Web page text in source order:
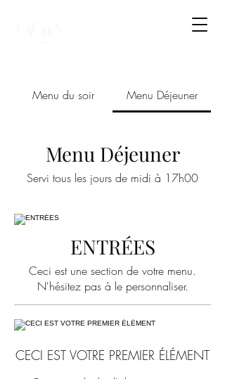
Menu du soir Menu Déjeuner
Menu Déjeuner
Servi tous les jours de midi à 17h00
ENTRÉES
Ceci est une section de votre menu.
N'hésitez pas à le personnaliser.
CECI EST VOTRE PREMIER ÉLÉMENT